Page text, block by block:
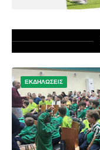
ΕΚΔΗΛΩΣΕΙΣ